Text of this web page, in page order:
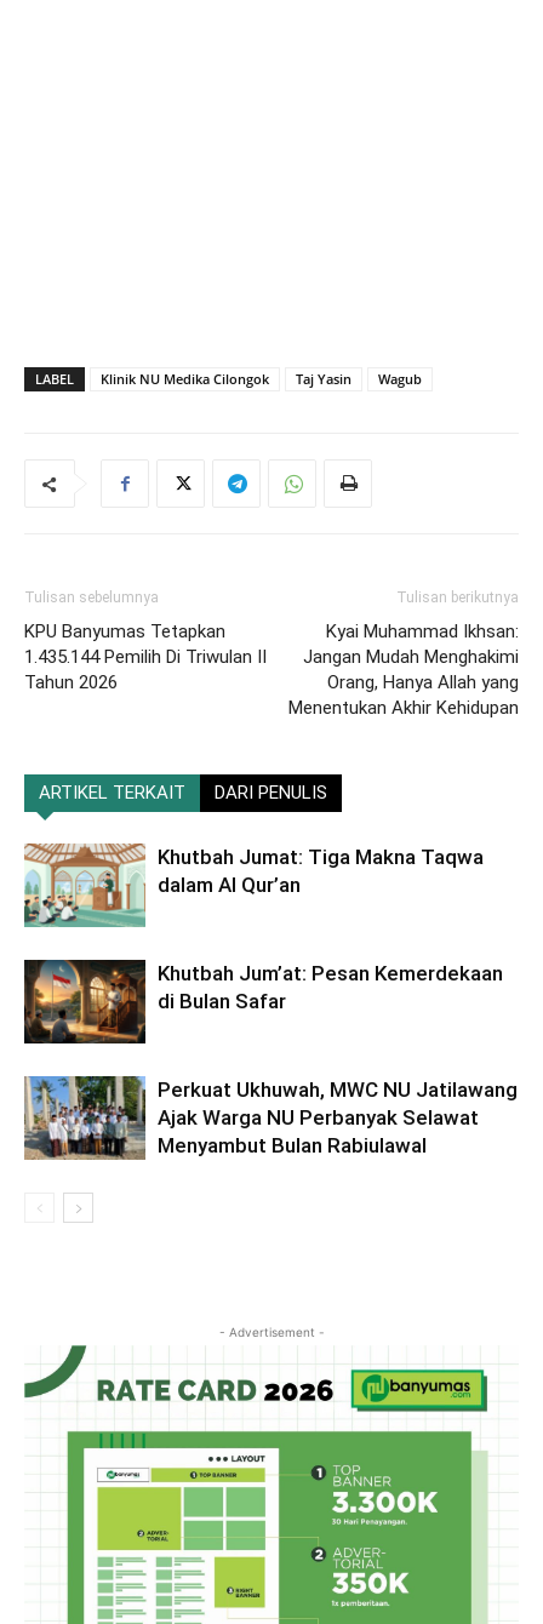
LABEL Klinik NU Medika Cilongok Taj Yasin Wagub
Tulisan sebelumnya
KPU Banyumas Tetapkan
1.435.144 Pemilih Di Triwulan II
Tahun 2026
Tulisan berikutnya
Kyai Muhammad Ikhsan:
Jangan Mudah Menghakimi
Orang, Hanya Allah yang
Menentukan Akhir Kehidupan
ARTIKEL TERKAIT DARI PENULIS
Khutbah Jumat: Tiga Makna Taqwa
dalam Al Qur’an
Khutbah Jum’at: Pesan Kemerdekaan
di Bulan Safar
Perkuat Ukhuwah, MWC NU Jatilawang
Ajak Warga NU Perbanyak Selawat
Menyambut Bulan Rabiulawal
- Advertisement -